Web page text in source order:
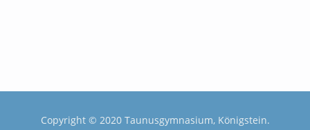
Copyright © 2020 Taunusgymnasium, Königstein.